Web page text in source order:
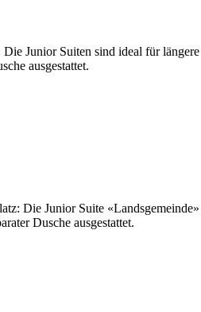
Junior Suiten sind ideal für
ausgestattet.
Die Junior Suite
Dusche ausgestattet.